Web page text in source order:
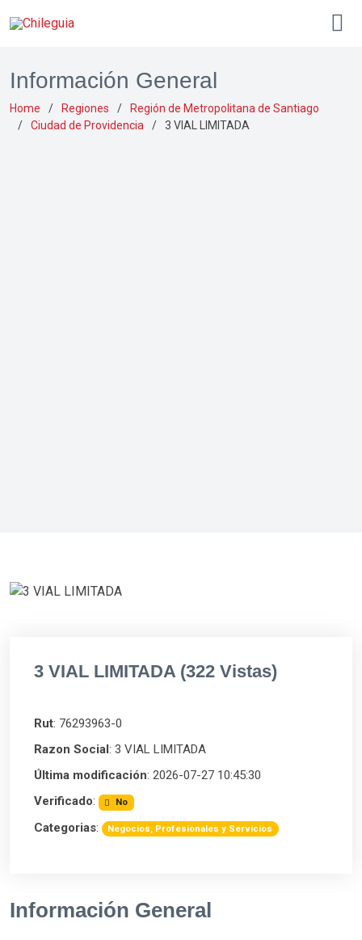
Información General
Home Regiones
Región de Metropolitana de Santiago
Ciudad de Providencia
3 VIAL LIMITADA
3 VIAL LIMITADA (322 Vistas)
Rut: 76293963-0
Razon Social: 3 VIAL LIMITADA
Última modificación: 2026-07-27 10:45:30
Verificado: No
Categorias: Negocios, Profesionales y Servicios
Información General